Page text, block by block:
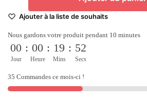
Ajouter à la liste de souhaits
Nous gardons votre produit pendant 10 minutes
00
Jour
: 00
Heure
: 19
Mins
: 52
Secs
35 Commandes ce mois-ci !